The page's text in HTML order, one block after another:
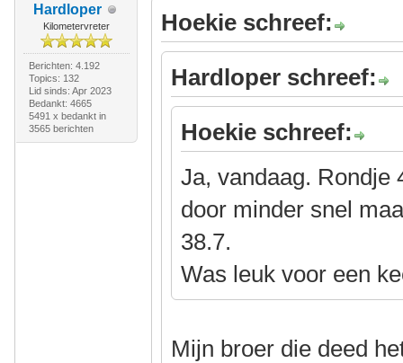
Hardloper
Kilometervreter
Berichten: 4.192
Topics: 132
Lid sinds: Apr 2023
Bedankt: 4665
5491 x bedankt in
3565 berichten
Hoekie schreef:
Hardloper schreef:
Hoekie schreef:
Ja, vandaag. Rondje
door minder snel
38.7.
Was leuk voor een
Mijn broer die deed